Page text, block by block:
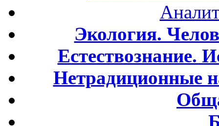
Экология.
Естествознание.
Нетрадиционные